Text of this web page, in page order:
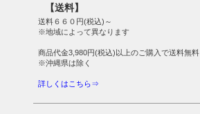
【送料】
送料６６０円(税込)～
※地域によって異なります
商品代金3,980円(税込)以上のご購入で送料無料
※沖縄県は除く
詳しくはこちら⇒